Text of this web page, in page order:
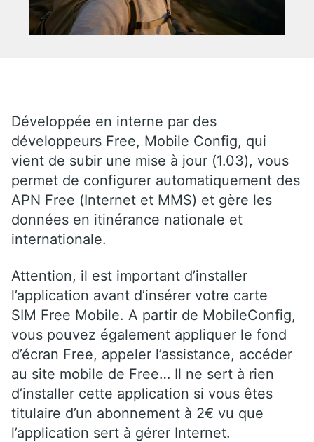
Développée en interne par des
développeurs Free, Mobile Config, qui
vient de subir une mise à jour (1.03), vous
permet de configurer automatiquement des
APN Free (Internet et MMS) et gère les
données en itinérance nationale et
internationale.
Attention, il est important d’installer
l’application avant d’insérer votre carte
SIM Free Mobile. A partir de MobileConfig,
vous pouvez également appliquer le fond
d’écran Free, appeler l’assistance, accéder
au site mobile de Free… Il ne sert à rien
d’installer cette application si vous êtes
titulaire d’un abonnement à 2€ vu que
l’application sert à gérer Internet.